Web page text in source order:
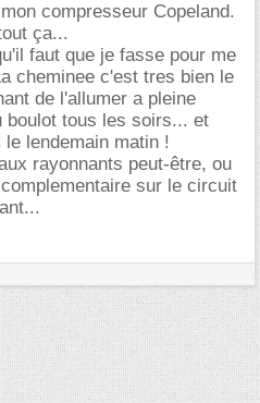
compresseur Copeland.
ça...
faut que je fasse pour me
cheminee c'est tres bien le
de l'allumer a pleine
boulot tous les soirs... et
lendemain matin !
rayonnants peut-être, ou
sur le circuit